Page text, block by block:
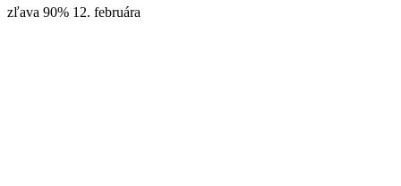
zľava 90% 12. februára